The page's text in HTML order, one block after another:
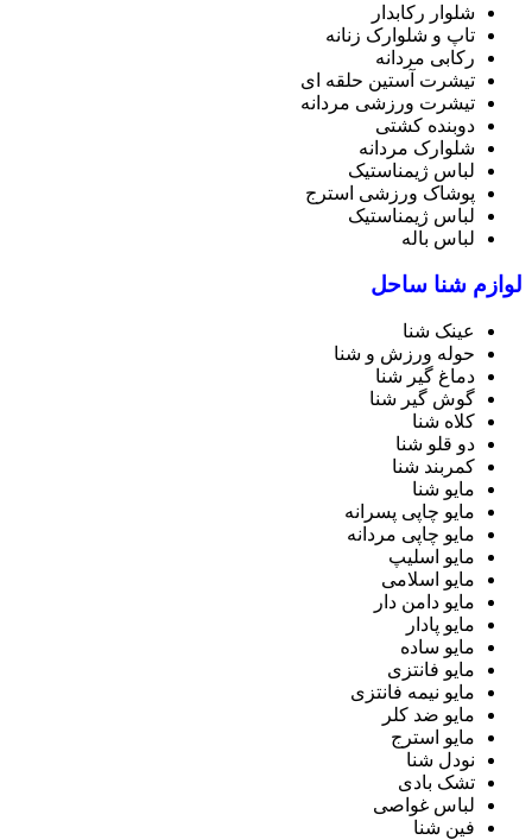
شلوار رکابدار
تاپ و شلوارک زنانه
رکابی مردانه
تیشرت آستین حلقه ای
تیشرت ورزشی مردانه
دوبنده کشتی
شلوارک مردانه
لباس ژیمناستیک
پوشاک ورزشی استرج
لباس ژیمناستیک
لباس باله
لوازم شنا ساحل
عینک شنا
حوله ورزش و شنا
دماغ گیر شنا
گوش گیر شنا
کلاه شنا
دو قلو شنا
کمربند شنا
مایو شنا
مایو چاپی پسرانه
مایو چاپی مردانه
مایو اسلیپ
مایو اسلامی
مایو دامن دار
مایو پادار
مایو ساده
مایو فانتزی
مایو نیمه فانتزی
مایو ضد کلر
مایو استرج
نودل شنا
تشک بادی
لباس غواصی
فین شنا